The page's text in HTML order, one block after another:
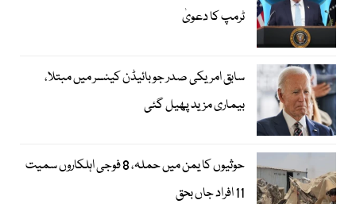
ٹرمپ کا دعویٰ
سابق امریکی صدر جوبائیڈن کینسر میں مبتلا،
بیماری مزید پھیل گئی
حوثیوں کا یمن میں حملہ، 8 فوجی اہلکاروں سمیت
11 افراد جاں بحق